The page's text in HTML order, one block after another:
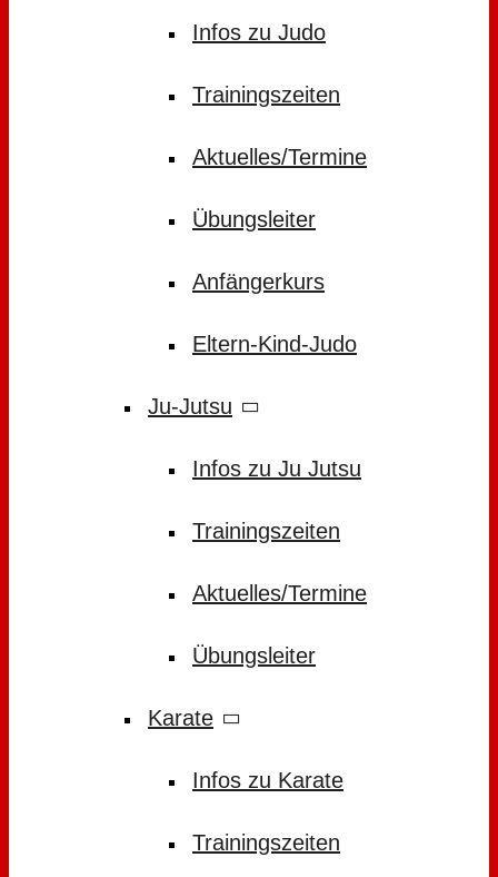
Infos zu Judo
Trainingszeiten
Aktuelles/Termine
Übungsleiter
Anfängerkurs
Eltern-Kind-Judo
Ju-Jutsu
Infos zu Ju Jutsu
Trainingszeiten
Aktuelles/Termine
Übungsleiter
Karate
Infos zu Karate
Trainingszeiten